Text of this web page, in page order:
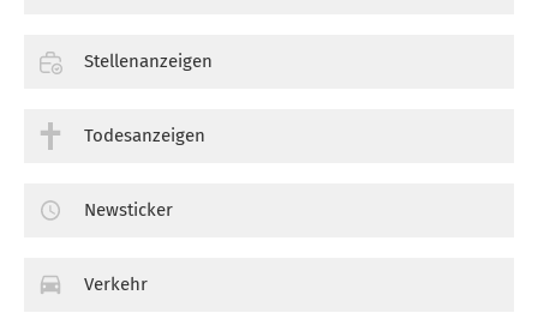
Stellenanzeigen
Todesanzeigen
Newsticker
Verkehr